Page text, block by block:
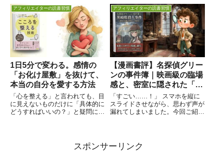
ンゴトン 特急ぽかぽか号 出発進
行！』は、そんな悩みを抱えるパ
パ・ママにぜひ読んでほしい、心
温まる冒険マナーブックです。
1....
てほしい本に出会いました。夢実
現パソコンコーチ・はまちゃん先
生の著書『なりたい私にゆる...
アフィリエイターの読書習慣
1日5分で変わる。感情の
「お化け屋敷」を抜けて、
本当の自分を愛する方法
「心を整える」と言われても、目
に見えないものだけに「具体的に
どうすればいいの？」と疑問に思
ろ）を整える技術』は、その疑問
を鮮やかに解決してくれる「内観
アフィリエイターの読書習慣
【漫画書評】名探偵グリー
ンの事件簿｜映画級の臨場
感と、密室に隠された「自
由」への渇望
「すごい……！」 スマホを縦に
スライドさせながら、思わず声が
漏れてしまいました。今回ご紹介
ルカラーで描かれる本作は、漫画
の枠を超えた「映像的体験」を
スポンサーリンク